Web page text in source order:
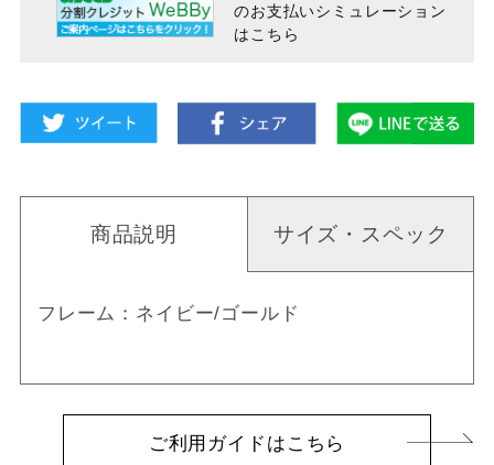
のお支払いシミュレーション
はこちら
商品説明 サイズ・スペック
フレーム：ネイビー/ゴールド
ご利用ガイドはこちら